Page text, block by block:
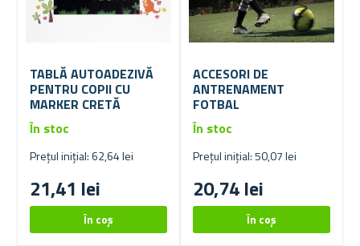
TABLĂ AUTOADEZIVĂ
PENTRU COPII CU
MARKER CRETĂ
Prețul inițial: 62,64 lei
21,41 lei
În stoc
ACCESORI DE
ANTRENAMENT
FOTBAL
Prețul inițial: 50,07 lei
20,74 lei
În stoc